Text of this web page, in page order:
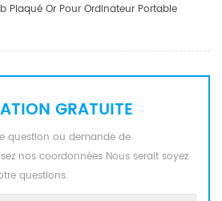
Plaqué Or Pour Ordinateur Portable
GRATUITE
question ou demande de
nos coordonnées Nous serait soyez
questions.